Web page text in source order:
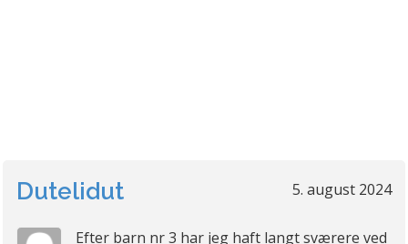
5. august 2024
Dutelidut
Efter barn nr 3 har jeg haft langt sværere ved